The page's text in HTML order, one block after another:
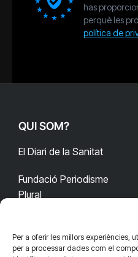
Per a oferir les millors experiències,
per a processar dades com el
has
perquè les
política de
QUI SOM?
El Diari de la Sanitat
Fundació Periodisme
Plural
CONTACTA'NS